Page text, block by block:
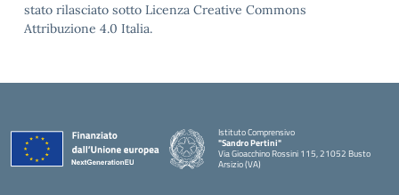
stato rilasciato sotto Licenza Creative Commons
Attribuzione 4.0 Italia.
Istituto Comprensivo
"Sandro Pertini"
Via Gioacchino Rossini 115, 21052 Busto
Arsizio (VA)